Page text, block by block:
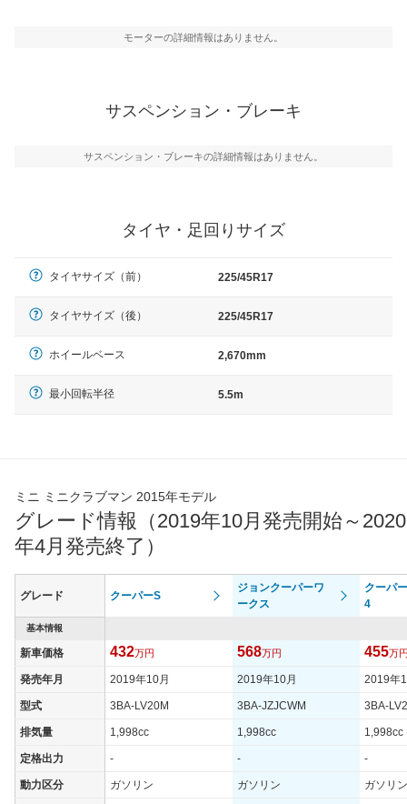
モーターの詳細情報はありません。
サスペンション・ブレーキ
サスペンション・ブレーキの詳細情報はありません。
タイヤ・足回りサイズ
タイヤサイズ（前） 225/45R17
タイヤサイズ（後） 225/45R17
ホイールベース 2,670mm
最小回転半径 5.5m
ミニ ミニクラブマン 2015年モデル
グレード情報（2019年10月発売開始～2020
年4月発売終了）
グレード クーパーS
ジョンクーパーワ
ークス
クーパ
4
基本情報
新車価格 432万円 568万円 455万
発売年月 2019年10月 2019年10月 2019年
型式 3BA-LV20M 3BA-JZJCWM 3BA-
排気量 1,998cc 1,998cc 1,998cc
定格出力 - - -
動力区分 ガソリン ガソリン ガソリン